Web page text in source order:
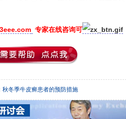
专家在线咨询可
秋冬季牛皮癣患者的预防措施